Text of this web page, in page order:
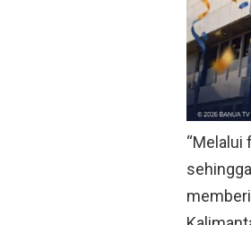
“Melalui